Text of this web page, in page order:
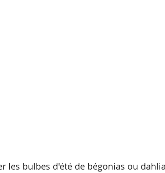
les bulbes d'été de bégonias ou